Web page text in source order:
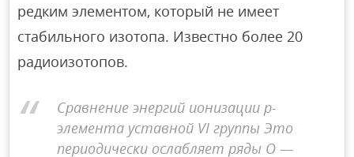
редким элементом, который не имеет
стабильного изотопа. Известно более 20
радиоизотопов.
Сравнение энергий ионизации p-
элемента уставной VI группы Это
периодически ослабляет ряды O —